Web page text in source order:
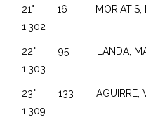
21° 16
1.302
22° 95
1.303
23° 133
1.309